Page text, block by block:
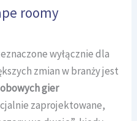
roomy
wyłącznie dla
zmian w branży jest
gier
zaprojektowane,